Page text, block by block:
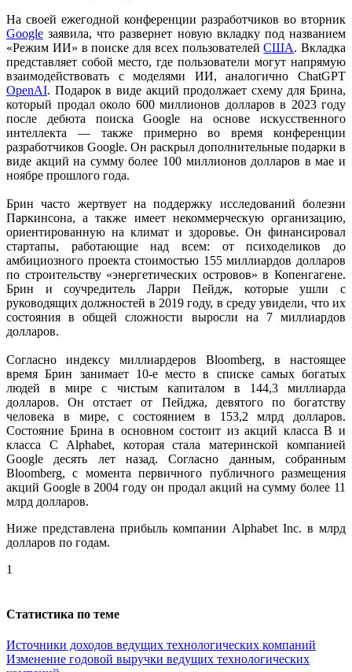
На своей ежегодной конференции разработчиков во вторник
Google заявила, что развернет новую вкладку под названием
«Режим ИИ» в поиске для всех пользователейСША. Вкладка
представляет собой место, где пользователи могут напрямую
взаимодействовать с моделями ИИ, аналогично ChatGPT
OpenAI. Подарок в виде акций продолжает схему для Брина,
который продал около 600 миллионов долларов в 2023 году
после дебюта поиска Google на основе искусственного
интеллекта — также примерно во время конференции
разработчиков Google. Он раскрыл дополнительные подарки в
виде акций на сумму более 100 миллионов долларов в мае и
ноябре прошлого года.
Брин часто жертвует на поддержку исследований болезни
Паркинсона, а также имеет некоммерческую организацию,
ориентированную на климат и здоровье. Он финансировал
стартапы, работающие над всем: от психоделиков до
амбициозного проекта стоимостью 155 миллиардов долларов
по строительству «энергетических островов» в Копенгагене.
Брин и соучредитель Ларри Пейдж, которые ушли с
руководящих должностей в 2019 году, в среду увидели, что их
состояния в общей сложности выросли на 7 миллиардов
долларов.
Согласно индексу миллиардеров Bloomberg, в настоящее
время Брин занимает 10-е место в списке самых богатых
людей в мире с чистым капиталом в 144,3 миллиарда
долларов. Он отстает от Пейджа, девятого по богатству
человека в мире, с состоянием в 153,2 млрд долларов.
Состояние Брина в основном состоит из акций класса B и
класса C Alphabet, которая стала материнской компанией
Google десять лет назад. Согласно данным, собранным
Bloomberg, с момента первичного публичного размещения
акций Google в 2004 году он продал акций на сумму более 11
млрд долларов.
Ниже представлена прибыль компании Alphabet Inc. в млрд
долларов по годам.
1
Статистика по теме
Источники доходов ведущих технологических компаний
Изменение годовой выручки ведущих технологических